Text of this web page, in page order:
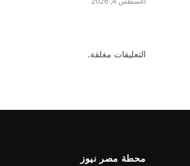
التعليقات مغلقة.
محطة مصر نيوز